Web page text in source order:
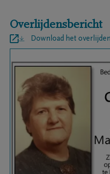
Overlijdensbericht
Download het